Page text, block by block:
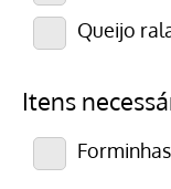
Queijo
Itens